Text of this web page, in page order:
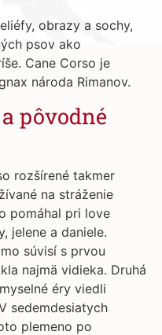
obrazy a sochy,
psov ako
Cane Corso je
národa Rimanov.
pôvodné
rozšírené takmer
na stráženie
pomáhal pri love
jelene a daniele.
súvisí s prvou
najmä vidieka. Druhá
éry viedli
sedemdesiatych
plemeno po